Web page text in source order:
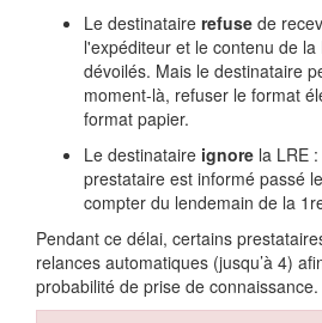
Le destinataire refuse de
l'expéditeur et le contenu de
dévoilés. Mais le destinataire
moment-là, refuser le format
format papier.
Le destinataire ignore la LRE
prestataire est informé passé
compter du lendemain de la
Pendant ce délai, certains
relances automatiques (jusqu’à 4)
probabilité de prise de connaissance.